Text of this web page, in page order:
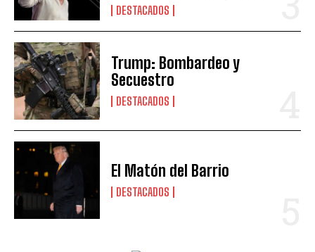
DESTACADOS
Trump: Bombardeo y
Secuestro
DESTACADOS
El Matón del Barrio
DESTACADOS